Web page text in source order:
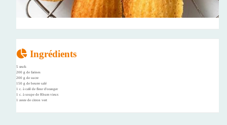
Ingrédients
5 œufs
200 g de farines
200 g de sucre
150 g de beurre salé
1 c. à café de fleur d'oranger
1 c. à soupe de Rhum vieux
1 zeste de citron vert